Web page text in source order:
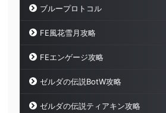
ブループロトコル
FE風花雪月攻略
FEエンゲージ攻略
ゼルダの伝説BotW攻略
ゼルダの伝説ティアキン攻略